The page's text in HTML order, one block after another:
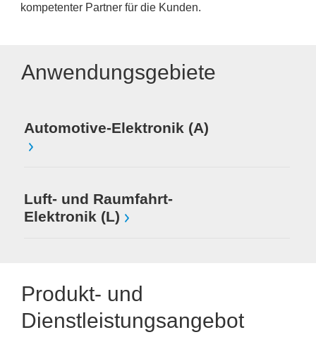
kompetenter Partner für die Kunden.
Anwendungsgebiete
Automotive-Elektronik (A)
Luft- und Raumfahrt-
Elektronik (L)
Produkt- und
Dienstleistungsangebot